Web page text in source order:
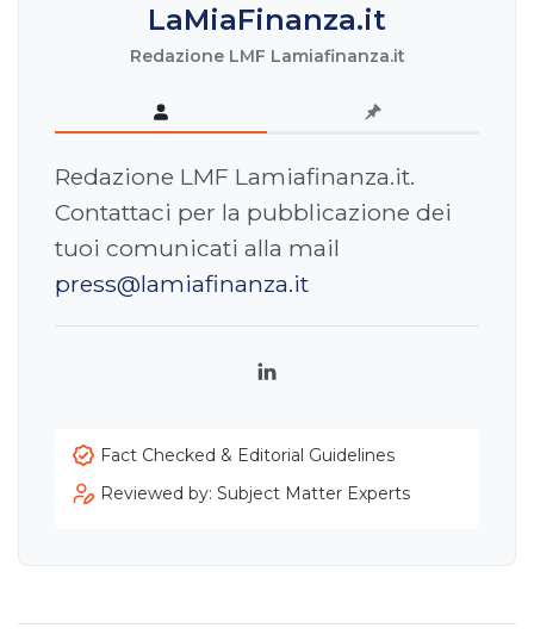
LaMiaFinanza.it
Redazione LMF Lamiafinanza.it
Redazione LMF Lamiafinanza.it.
Contattaci per la pubblicazione dei
tuoi comunicati alla mail
press@lamiafinanza.it
LinkedIn
Fact Checked & Editorial Guidelines
Reviewed by: Subject Matter Experts